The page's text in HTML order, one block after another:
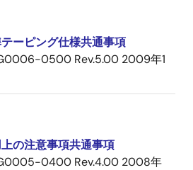
ーピング仕様共通事項
0500 Rev.5.00 2009年1
の注意事項共通事項
0400 Rev.4.00 2008年